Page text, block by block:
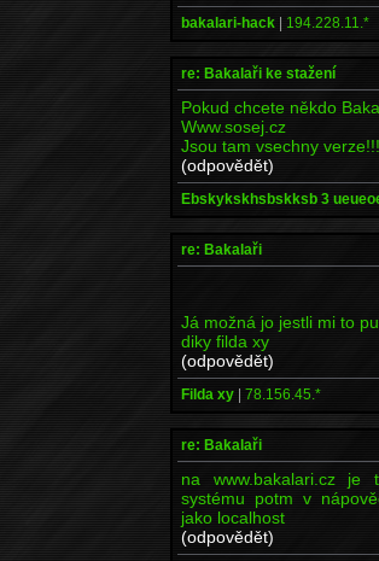
bakalari-hack | 194.228.11.*
re: Bakalaři ke stažení
Pokud chcete někdo
Www.sosej.cz
Jsou tam vsechny verze!!!
(odpovědět)
Ebskykskhsbskksb 3
re: Bakalaři
Já možná jo jestli mi to
diky filda xy
(odpovědět)
Filda xy | 78.156.45.*
re: Bakalaři
na www.bakalari.cz je
systému potm v
jako localhost
(odpovědět)